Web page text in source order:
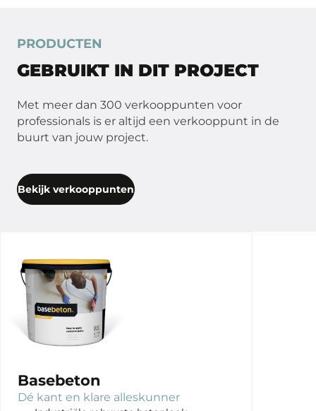
PRODUCTEN
GEBRUIKT IN DIT PROJECT
Met meer dan 300 verkooppunten voor
professionals is er altijd een verkooppunt in de
buurt van jouw project.
Bekijk verkooppunten
Basebeton
Dé kant en klare alleskunner